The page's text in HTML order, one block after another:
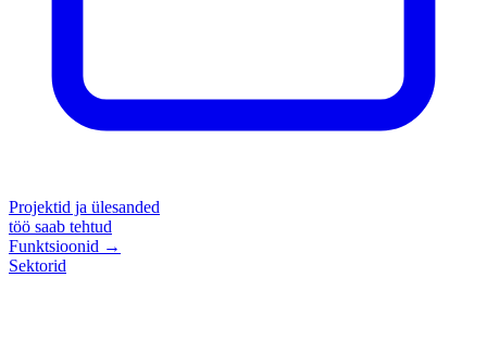
Projektid ja ülesanded
töö saab tehtud
Funktsioonid →
Sektorid